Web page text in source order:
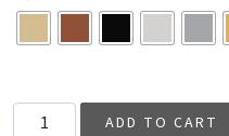
Potinkinis maišytuvas bidė
ADD TO CART